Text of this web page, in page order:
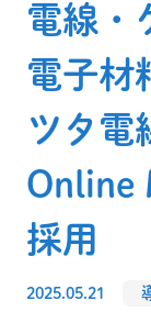
電線・
電子材
ツタ電
Online
採用
2025.05.21